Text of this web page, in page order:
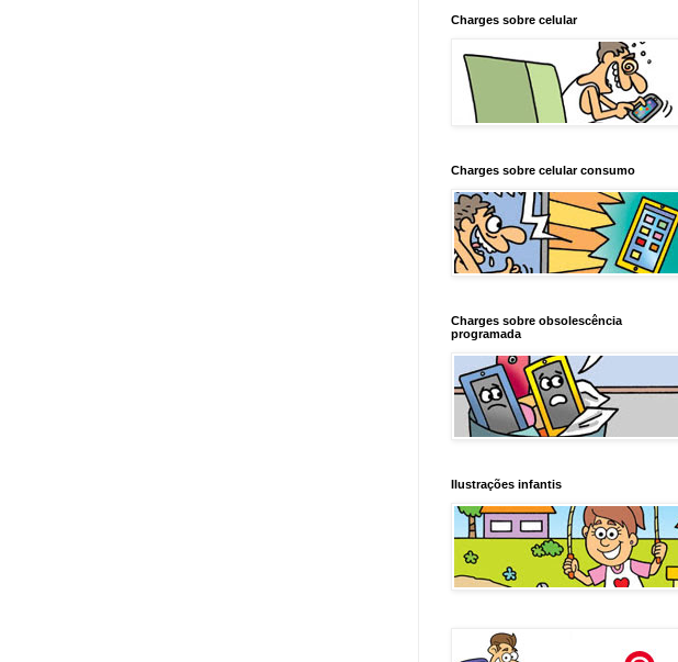
Charges sobre celular
Charges sobre celular consumo
Charges sobre obsolescência
programada
Ilustrações infantis